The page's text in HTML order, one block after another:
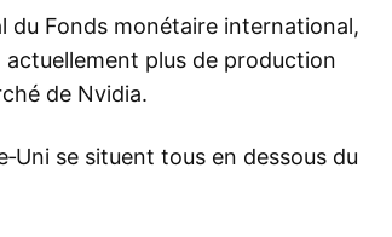
du Fonds monétaire international,
actuellement plus de production
de Nvidia.
se situent tous en dessous du